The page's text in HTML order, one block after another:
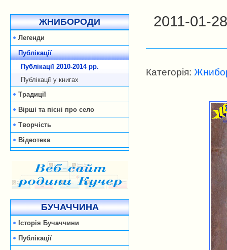
ЖНИБОРОДИ
Легенди
Публікації
Публікації 2010-2014 рp.
Публікації у книгах
Традиції
Вірші та пісні про село
Творчість
Відеотека
БУЧАЧЧИНА
Історія Бучаччини
Публікації
2011-01-
Категорія: